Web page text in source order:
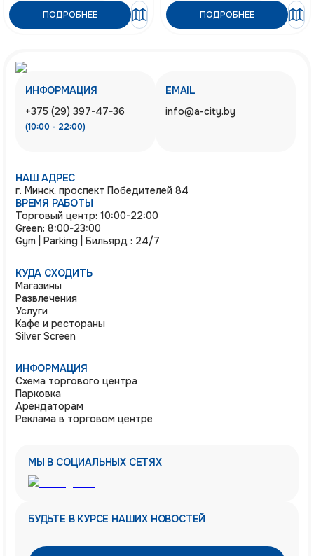
ПОДРОБНЕЕ ПОДРОБНЕЕ
ИНФОРМАЦИЯ
+375 (29) 397-47-36
(10:00 - 22:00)
EMAIL
info@a-city.by
НАШ АДРЕС
г. Минск, проспект Победителей 84
ВРЕМЯ РАБОТЫ
Торговый центр: 10:00-22:00
Green: 8:00-23:00
Gym | Parking | Бильярд : 24/7
КУДА СХОДИТЬ
Магазины
Развлечения
Услуги
Кафе и рестораны
Silver Screen
ИНФОРМАЦИЯ
Схема торгового центра
Парковка
Арендаторам
Реклама в торговом центре
МЫ В СОЦИАЛЬНЫХ СЕТЯХ
БУДЬТЕ В КУРСЕ НАШИХ НОВОСТЕЙ